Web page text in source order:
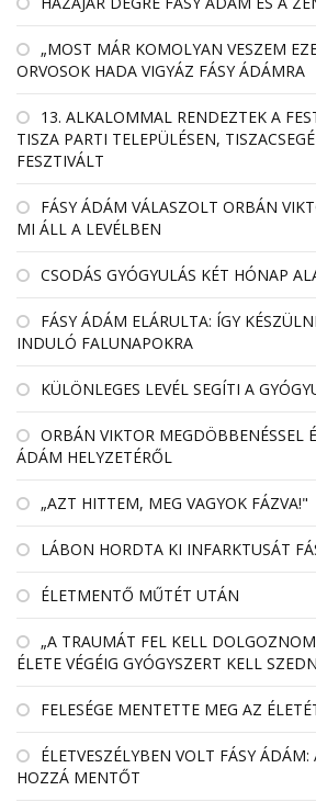
„MOST MÁR KOMOLYAN VESZEM
ORVOSOK HADA VIGYÁZ FÁSY ÁDÁMRA
13. ALKALOMMAL RENDEZTEK A
TISZA PARTI TELEPÜLÉSEN,
FESZTIVÁLT
FÁSY ÁDÁM VÁLASZOLT ORBÁN
MI ÁLL A LEVÉLBEN
CSODÁS GYÓGYULÁS KÉT HÓNAP
FÁSY ÁDÁM ELÁRULTA: ÍGY
INDULÓ FALUNAPOKRA
KÜLÖNLEGES LEVÉL SEGÍTI A
ORBÁN VIKTOR MEGDÖBBENÉSSEL
ÁDÁM HELYZETÉRŐL
„AZT HITTEM, MEG VAGYOK FÁZVA!"
LÁBON HORDTA KI INFARKTUSÁT
ÉLETMENTŐ MŰTÉT UTÁN
„A TRAUMÁT FEL KELL
ÉLETE VÉGÉIG GYÓGYSZERT KELL
FELESÉGE MENTETTE MEG AZ
ÉLETVESZÉLYBEN VOLT FÁSY
HOZZÁ MENTŐT